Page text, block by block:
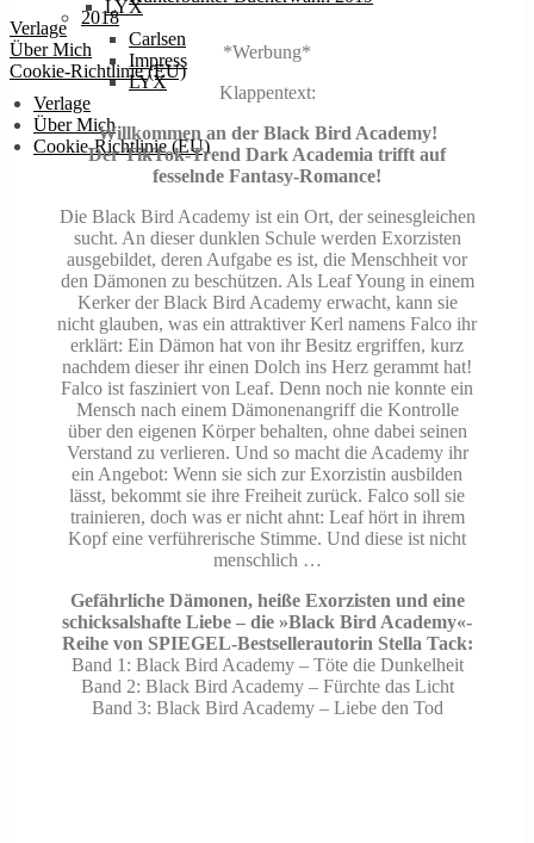
LYX
Verlage
Über Mich
Cookie-Richtlinie (EU)
2018
Carlsen
Impress
LYX
Verlage
Über Mich
Cookie-Richtlinie (EU)
*Werbung*
Klappentext:
Willkommen an der Black Bird Academy!
Der TikTok-Trend Dark Academia trifft auf
fesselnde Fantasy-Romance!
Die Black Bird Academy ist ein Ort, der seinesgleichen
sucht. An dieser dunklen Schule werden Exorzisten
ausgebildet, deren Aufgabe es ist, die Menschheit vor
den Dämonen zu beschützen. Als Leaf Young in einem
Kerker der Black Bird Academy erwacht, kann sie
nicht glauben, was ein attraktiver Kerl namens Falco ihr
erklärt: Ein Dämon hat von ihr Besitz ergriffen, kurz
nachdem dieser ihr einen Dolch ins Herz gerammt hat!
Falco ist fasziniert von Leaf. Denn noch nie konnte ein
Mensch nach einem Dämonenangriff die Kontrolle
über den eigenen Körper behalten, ohne dabei seinen
Verstand zu verlieren. Und so macht die Academy ihr
ein Angebot: Wenn sie sich zur Exorzistin ausbilden
lässt, bekommt sie ihre Freiheit zurück. Falco soll sie
trainieren, doch was er nicht ahnt: Leaf hört in ihrem
Kopf eine verführerische Stimme. Und diese ist nicht
menschlich …
Gefährliche Dämonen, heiße Exorzisten und eine
schicksalshafte Liebe – die »Black Bird Academy«-
Reihe von SPIEGEL-Bestsellerautorin Stella Tack:
Band 1: Black Bird Academy – Töte die Dunkelheit
Band 2: Black Bird Academy – Fürchte das Licht
Band 3: Black Bird Academy – Liebe den Tod